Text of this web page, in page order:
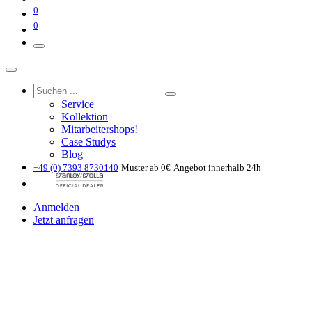
0
0
Service
Kollektion
Mitarbeitershops!
Case Studys
Blog
+49 (0) 7393 8730140 Muster ab 0€ Angebot innerhalb 24h
Anmelden
Jetzt anfragen